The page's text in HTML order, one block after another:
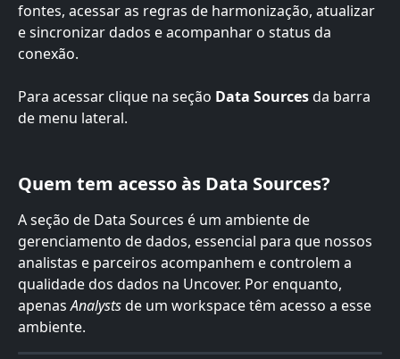
fontes, acessar as regras de harmonização, atualizar
e sincronizar dados e acompanhar o status da
conexão.
Para acessar clique na seção Data Sources da barra
de menu lateral.
Quem tem acesso às Data Sources?
A seção de Data Sources é um ambiente de
gerenciamento de dados, essencial para que nossos
analistas e parceiros acompanhem e controlem a
qualidade dos dados na Uncover. Por enquanto,
apenas Analysts de um workspace têm acesso a esse
ambiente.